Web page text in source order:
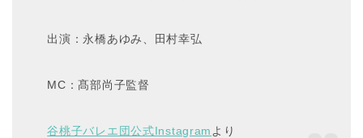
出演：永橋あゆみ、田村幸弘
MC：髙部尚子監督
谷桃子バレエ団公式Instagram より